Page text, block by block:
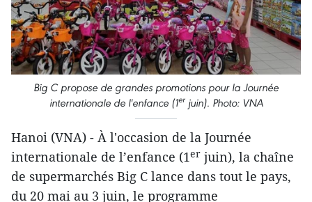
Big C propose de grandes promotions pour la Journée
internationale de l'enfance (1erjuin). Photo: VNA
Hanoi (VNA) - À l'occasion de la Journée
internationale de l’enfance (1er juin), la chaîne
de supermarchés Big C lance dans tout le pays,
du 20 mai au 3 juin, le programme